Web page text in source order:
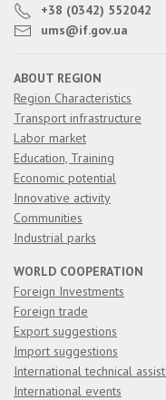
+38 (0342) 552042
ums@if.gov.ua
ABOUT REGION
Region Characteristics
Transport infrastructure
Labor market
Education, Training
Economic potential
Innovative activity
Communities
Industrial parks
WORLD COOPERATION
Foreign Investments
Foreign trade
Export suggestions
Import suggestions
International technical
International events